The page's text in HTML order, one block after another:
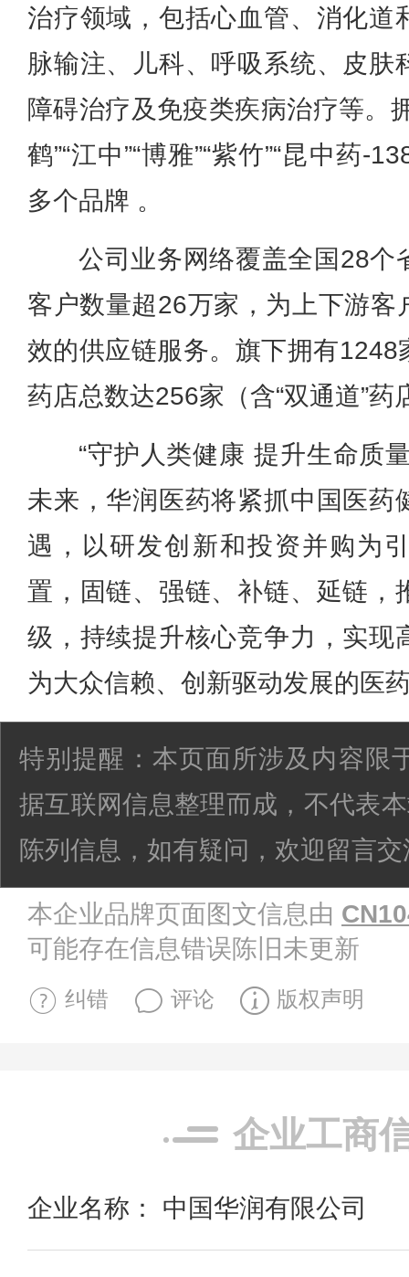
治疗领域，包括心血管、消化道
脉输注、儿科、呼吸系统、皮肤
障碍治疗及免疫类疾病治疗等。
鹤”“江中”“博雅”“紫竹”“昆中药-
多个品牌 。
公司业务网络覆盖全国28个
客户数量超26万家，为上下游客
效的供应链服务。旗下拥有1248
药店总数达256家（含“双通道”药
“守护人类健康 提升生命质
未来，华润医药将紧抓中国医药
遇，以研发创新和投资并购为
置，固链、强链、补链、延链，
级，持续提升核心竞争力，实现
为大众信赖、创新驱动发展的医
特别提醒：本页面所涉及内容限
据互联网信息整理而成，不代表
陈列信息，如有疑问，欢迎留言交
本企业品牌页面图文信息由
可能存在信息错误陈旧未更新
纠错 评论 版权声明
企业工商
企业名称： 中国华润有限公司